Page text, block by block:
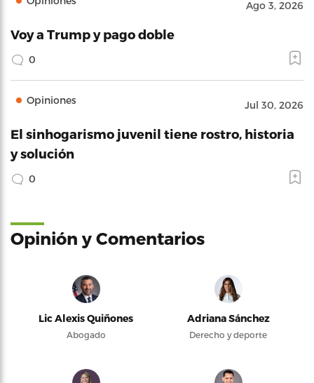
Ago 3, 2026
Voy a Trump y pago doble
0
Opiniones Jul 30, 2026
El sinhogarismo juvenil tiene rostro, historia
y solución
0
Opinión y Comentarios
Lic Alexis Quiñones
Abogado
Adriana Sánchez
Derecho y deporte